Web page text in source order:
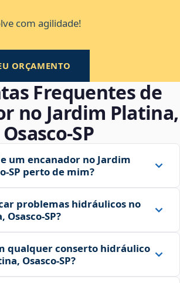
com agilidade!
ORÇAMENTO
Frequentes de
no Jardim Platina,
Osasco‑SP
um encanador no Jardim
perto de mim?
problemas hidráulicos no
qualquer conserto hidráulico
Osasco‑SP?